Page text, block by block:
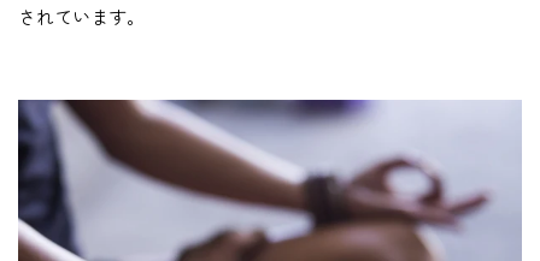
されています。